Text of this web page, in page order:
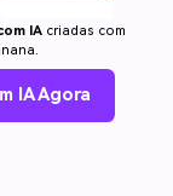
IAcriadas com
IA Agora